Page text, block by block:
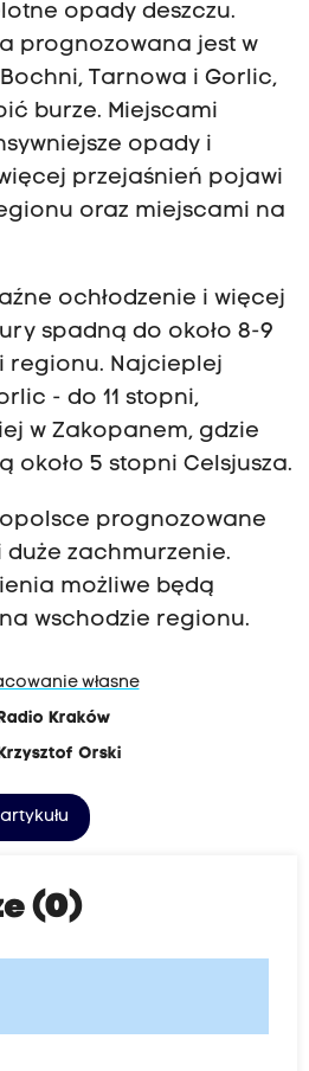
opady deszczu.
prognozowana jest w
Tarnowa i Gorlic,
burze. Miejscami
opady i
przejaśnień pojawi
oraz miejscami na
ochłodzenie i więcej
spadną do około 8-9
regionu. Najcieplej
- do 11 stopni,
w Zakopanem, gdzie
około 5 stopni Celsjusza.
prognozowane
zachmurzenie.
możliwe będą
wschodzie regionu.
własne
Radio Kraków
Orski
(0)